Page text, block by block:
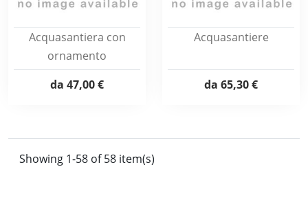
Acquasantiera con
ornamento
da 47,00 €
Acquasantiere
da 65,30 €
Showing 1-58 of 58 item(s)